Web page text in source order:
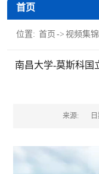
首页
位置: 首页 -> 视频集锦
南昌大学-莫斯科国
来源: